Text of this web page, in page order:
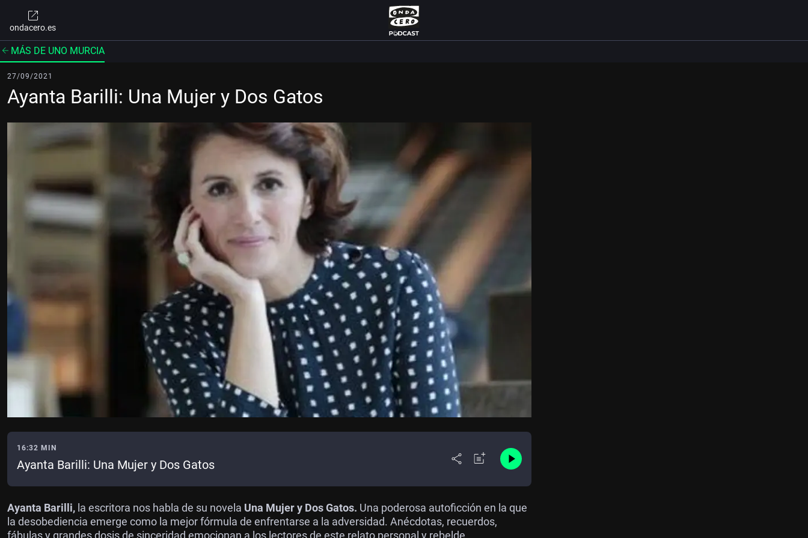
ondacero.es
MÁS DE UNO MURCIA
27/09/2021
Ayanta Barilli: Una Mujer y Dos Gatos
16:32 MIN
Ayanta Barilli: Una Mujer y Dos Gatos
Ayanta Barilli, la escritora nos habla de su novela Una Mujer y Dos Gatos. Una poderosa autoficción en la que
la desobediencia emerge como la mejor fórmula de enfrentarse a la adversidad. Anécdotas, recuerdos,
fábulas y grandes dosis de sinceridad emocionan a los lectores de este relato personal y rebelde.